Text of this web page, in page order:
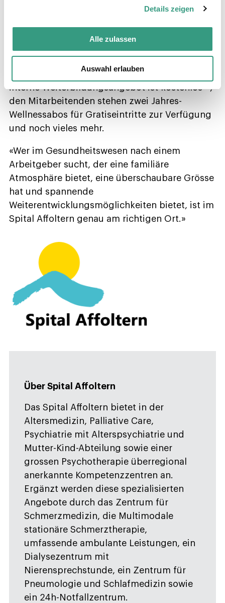
Details zeigen
Alle zulassen
Auswahl erlauben
leistungsgerechte Löhne wichtig – Frauen und
Beispiel die Beteiligung am Fitness-Abo, am
ÖV-Abo, an externen Weiterbildungen – das
interne Weiterbildungsangebot ist kostenlos –,
den Mitarbeitenden stehen zwei Jahres-
Wellnessabos für Gratiseintritte zur Verfügung
und noch vieles mehr.
«Wer im Gesundheitswesen nach einem
Arbeitgeber sucht, der eine familiäre
Atmosphäre bietet, eine überschaubare Grösse
hat und spannende
Weiterentwicklungsmöglichkeiten bietet, ist im
Spital Affoltern genau am richtigen Ort.»
Über Spital Affoltern
Das Spital Affoltern bietet in der
Altersmedizin, Palliative Care,
Psychiatrie mit Alterspsychiatrie und
Mutter-Kind-Abteilung sowie einer
grossen Psychotherapie überregional
anerkannte Kompetenzzentren an.
Ergänzt werden diese spezialisierten
Angebote durch das Zentrum für
Schmerzmedizin, die Multimodale
stationäre Schmerztherapie,
umfassende ambulante Leistungen, ein
Dialysezentrum mit
Nierensprechstunde, ein Zentrum für
Pneumologie und Schlafmedizin sowie
ein 24h-Notfallzentrum.